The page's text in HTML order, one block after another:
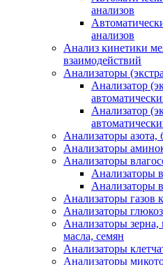
анализов
анализов
Анализ кинетики
взаимодействий
Анализаторы
Анализатор
Анализатор
Анализаторы азота,
Анализаторы
Анализаторы
Анализаторы
Анализаторы
Анализаторы газов
Анализаторы
Анализаторы зерна,
масла, семян
Анализаторы
Анализаторы